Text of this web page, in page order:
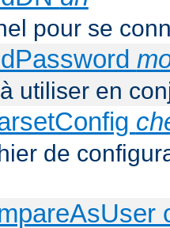
pour se
utiliser en
de